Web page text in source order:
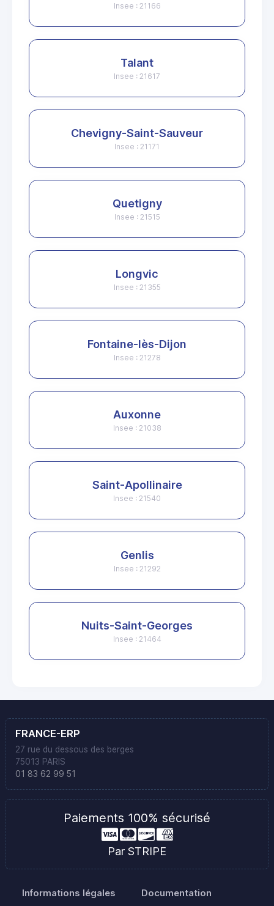
Insee : 21166
Talant
Insee : 21617
Chevigny-Saint-Sauveur
Insee : 21171
Quetigny
Insee : 21515
Longvic
Insee : 21355
Fontaine-lès-Dijon
Insee : 21278
Auxonne
Insee : 21038
Saint-Apollinaire
Insee : 21540
Genlis
Insee : 21292
Nuits-Saint-Georges
Insee : 21464
FRANCE-ERP
27 rue du dessous des berges
75013 PARIS
01 83 62 99 51
Paiements 100% sécurisé
Par STRIPE
Informations légales Documentation